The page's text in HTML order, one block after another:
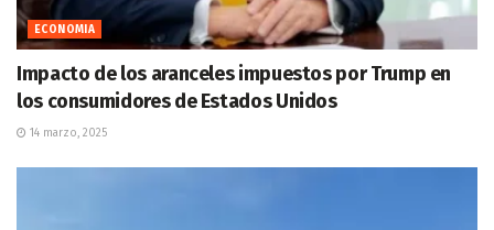
ECONOMIA
Impacto de los aranceles impuestos por Trump en
los consumidores de Estados Unidos
14 marzo, 2025